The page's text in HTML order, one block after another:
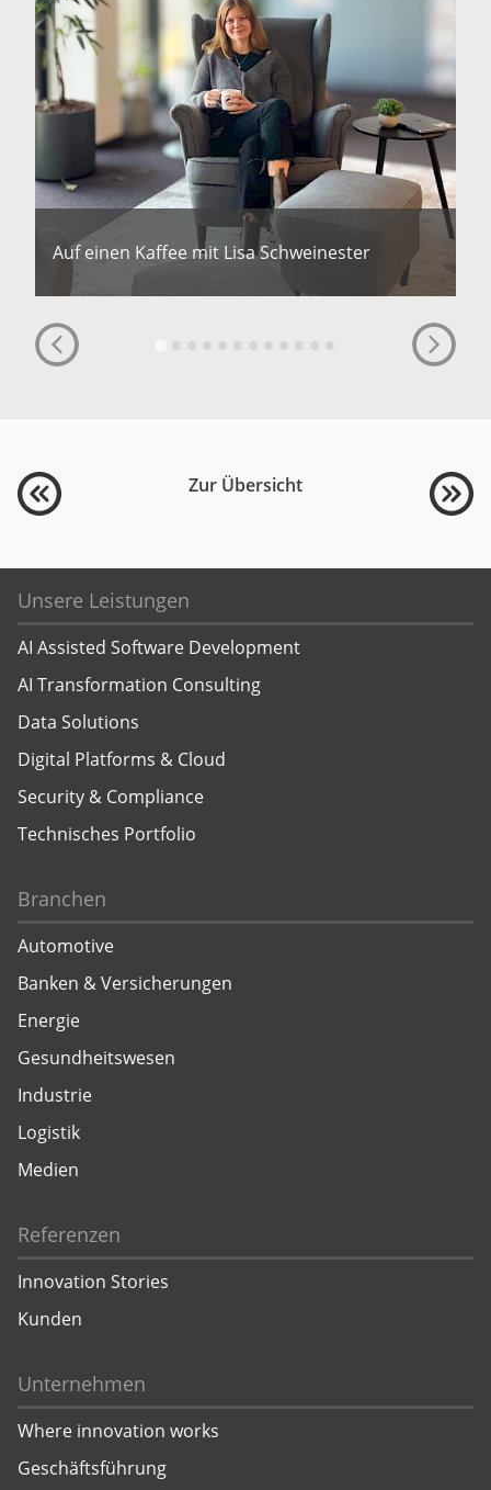
Auf einen Kaffee mit Lisa Schweinester
Zur Übersicht
Unsere Leistungen
AI Assisted Software Development
AI Transformation Consulting
Data Solutions
Digital Platforms & Cloud
Security & Compliance
Technisches Portfolio
Branchen
Automotive
Banken & Versicherungen
Energie
Gesundheitswesen
Industrie
Logistik
Medien
Referenzen
Innovation Stories
Kunden
Unternehmen
Where innovation works
Geschäftsführung